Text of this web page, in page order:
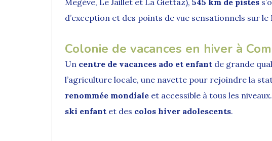
d’exception et des points de vue sensationnels sur
Colonie de vacances en hiver à
Un centre de vacances ado et enfant de grande
l’agriculture locale, une navette pour rejoindre la
renommée mondiale et accessible à tous les
ski enfant et des colos hiver adolescents.